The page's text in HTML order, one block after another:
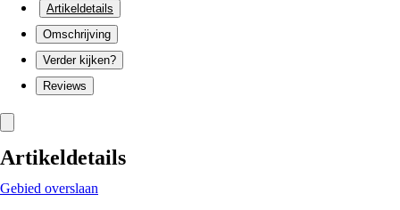
Artikeldetails
Omschrijving
Verder kijken?
Reviews
Artikeldetails
Gebied overslaan